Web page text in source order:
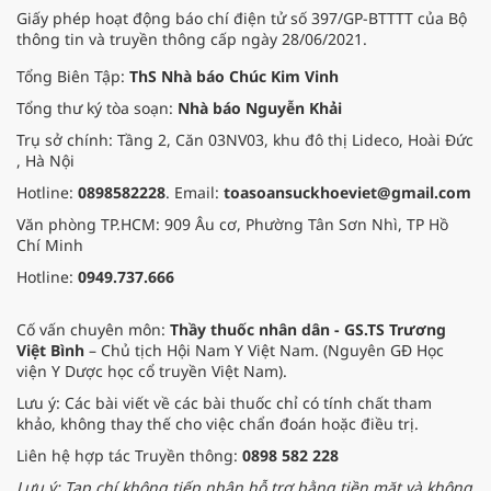
Giấy phép hoạt động báo chí điện tử số 397/GP-BTTTT của Bộ
thông tin và truyền thông cấp ngày 28/06/2021.
Tổng Biên Tập: ThS Nhà báo Chúc Kim Vinh
Tổng thư ký tòa soạn: Nhà báo Nguyễn Khải
Trụ sở chính: Tầng 2, Căn 03NV03, khu đô thị Lideco, Hoài Đức
, Hà Nội
Hotline: 0898582228. Email: toasoansuckhoeviet@gmail.com
Văn phòng TP.HCM: 909 Âu cơ, Phường Tân Sơn Nhì, TP Hồ
Chí Minh
Hotline: 0949.737.666
Cố vấn chuyên môn: Thầy thuốc nhân dân - GS.TS Trương
Việt Bình – Chủ tịch Hội Nam Y Việt Nam. (Nguyên GĐ Học
viện Y Dược học cổ truyền Việt Nam).
Lưu ý: Các bài viết về các bài thuốc chỉ có tính chất tham
khảo, không thay thế cho việc chẩn đoán hoặc điều trị.
Liên hệ hợp tác Truyền thông: 0898 582 228